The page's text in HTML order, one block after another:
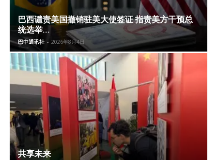
巴西谴责美国撤销驻美大使签证 指责美方干预总
统选举...
巴中通讯社 - 2026年8月4日
共享未来